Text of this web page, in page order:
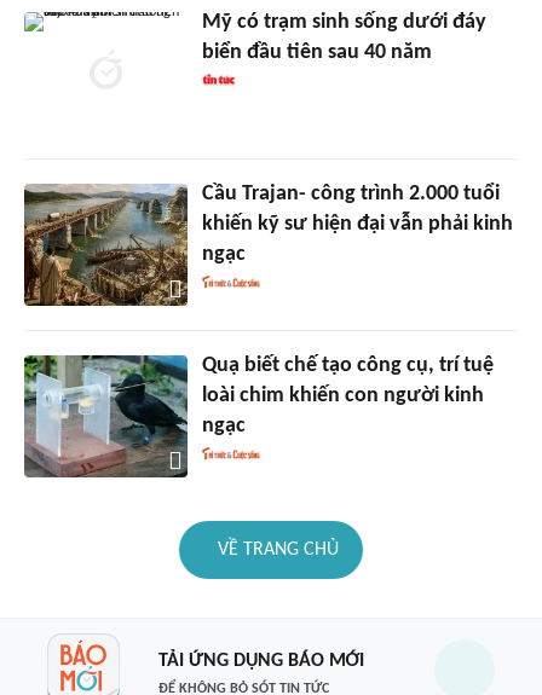
Mỹ có trạm sinh sống dưới đáy
biển đầu tiên sau 40 năm
Cầu Trajan- công trình 2.000 tuổi
khiến kỹ sư hiện đại vẫn phải kinh
ngạc
Quạ biết chế tạo công cụ, trí tuệ
loài chim khiến con người kinh
ngạc
VỀ TRANG CHỦ
TẢI ỨNG DỤNG BÁO MỚI
ĐỂ KHÔNG BỎ SÓT TIN TỨC